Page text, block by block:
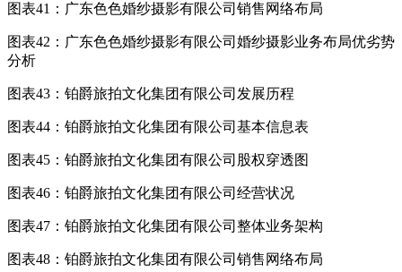
图表41：广东色色婚纱摄影有限公司销售网络布局
图表42：广东色色婚纱摄影有限公司婚纱摄影业务布局优劣势
分析
图表43：铂爵旅拍文化集团有限公司发展历程
图表44：铂爵旅拍文化集团有限公司基本信息表
图表45：铂爵旅拍文化集团有限公司股权穿透图
图表46：铂爵旅拍文化集团有限公司经营状况
图表47：铂爵旅拍文化集团有限公司整体业务架构
图表48：铂爵旅拍文化集团有限公司销售网络布局